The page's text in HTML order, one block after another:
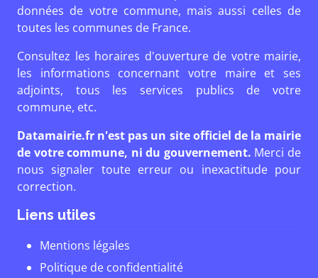
données de votre commune, mais aussi celles de
toutes les communes de France.
Consultez les horaires d'ouverture de votre mairie,
les informations concernant votre maire et ses
adjoints, tous les services publics de votre
commune, etc.
Datamairie.fr n'est pas un site officiel de la mairie
de votre commune, ni du gouvernement. Merci de
nous signaler toute erreur ou inexactitude pour
correction.
Liens utiles
Mentions légales
Politique de confidentialité